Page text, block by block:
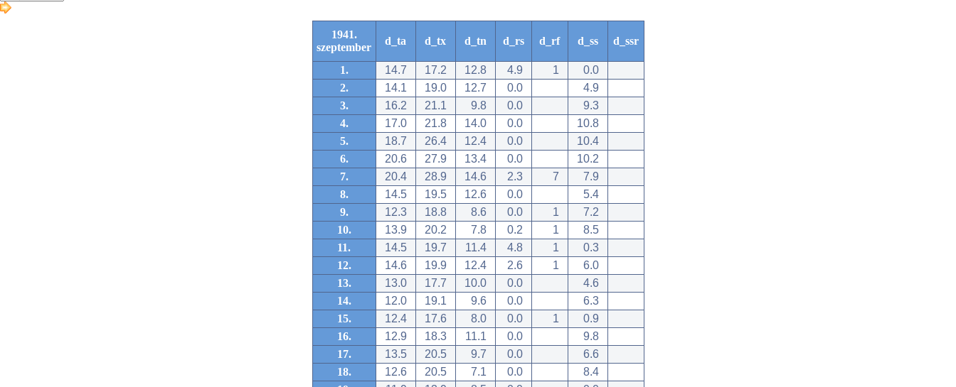
1941.
szeptember
d_ta d_tx d_tn d_rs d_rf d_ss d_ssr
1. 14.7 17.2 12.8 4.9 1
0.0
2.
14.1 19.0 12.7 0.0
4.9
3.
16.2 21.1 9.8 0.0
9.3
4.
17.0 21.8 14.0 0.0
10.8
5.
18.7 26.4 12.4 0.0
10.4
6.
20.6 27.9 13.4 0.0
10.2
7.
20.4 28.9 14.6 2.3 7
7.9
8.
14.5 19.5 12.6 0.0
5.4
9.
12.3 18.8 8.6 0.0 1
7.2
10.
13.9 20.2 7.8 0.2 1
8.5
11.
14.5 19.7 11.4 4.8 1
0.3
12.
14.6 19.9 12.4 2.6 1
6.0
13.
13.0 17.7 10.0 0.0
4.6
14.
12.0 19.1 9.6 0.0
6.3
15.
12.4 17.6 8.0 0.0 1
0.9
16.
12.9 18.3 11.1 0.0
9.8
17.
13.5 20.5 9.7 0.0
6.6
18.
12.6 20.5 7.1 0.0
8.4